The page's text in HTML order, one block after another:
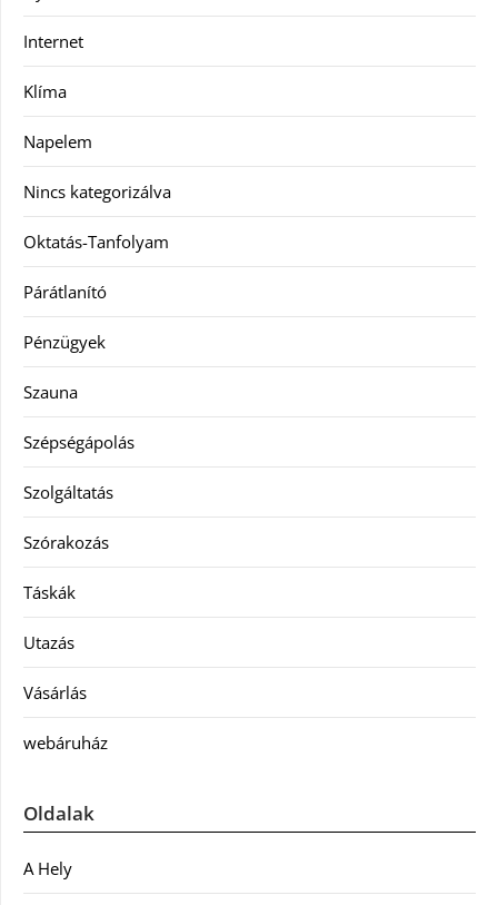
Internet
Klíma
Napelem
Nincs kategorizálva
Oktatás-Tanfolyam
Párátlanító
Pénzügyek
Szauna
Szépségápolás
Szolgáltatás
Szórakozás
Táskák
Utazás
Vásárlás
webáruház
Oldalak
A Hely